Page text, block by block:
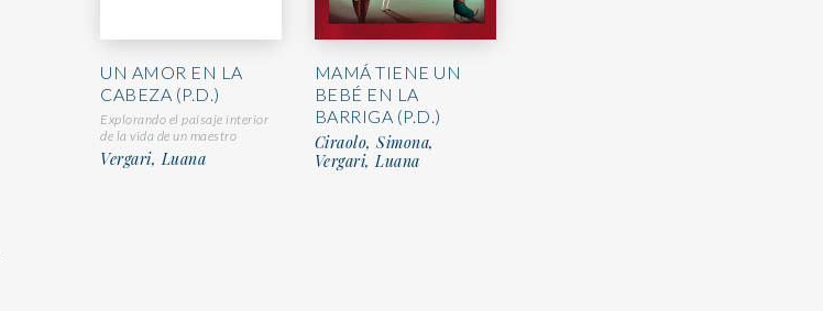
UN AMOR EN LA
CABEZA (P.D.)
Explorando el paisaje interior
de la vida de un maestro
Vergari, Luana
MAMÁ TIENE UN
BEBÉ EN LA
BARRIGA (P.D.)
Ciraolo, Simona,
Vergari, Luana